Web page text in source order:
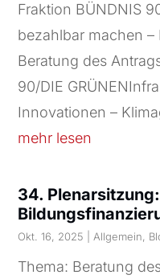
Fraktion BÜNDNIS
bezahlbar machen –
Beratung des
90/DIE
Innovationen –
mehr lesen
34.
Okt. 16, 2025 Allgemein,
Thema: Beratung